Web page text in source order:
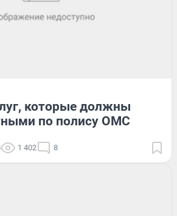
которые должны
по полису ОМС
1 402 8